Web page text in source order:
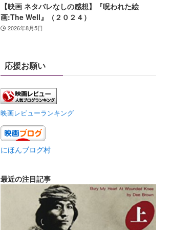
【映画 ネタバレなしの感想】『呪われた絵
画:The Well』（２０２４）
2026年8月5日
応援お願い
映画レビューランキング
にほんブログ村
最近の注目記事